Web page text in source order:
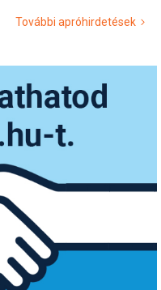
További apróhirdetések